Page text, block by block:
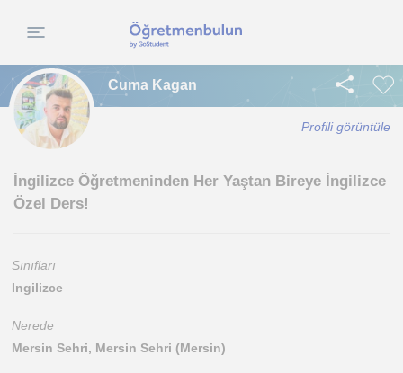
Cuma Kagan
Profili görüntüle
İngilizce Öğretmeninden Her Yaştan Bireye İngilizce
Özel Ders!
Sınıfları
Ingilizce
Nerede
Mersin Sehri, Mersin Sehri (Mersin)